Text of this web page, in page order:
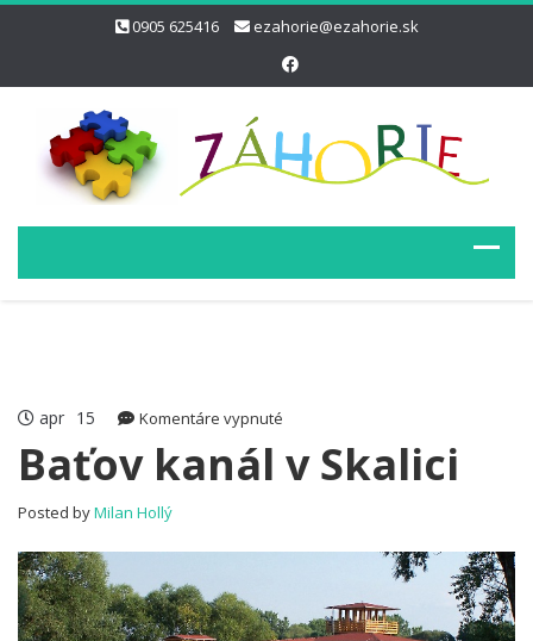
0905 625416 ezahorie@ezahorie.sk
apr 15 Komentáre vypnuté
kanál
Baťov kanál v Skalici
Posted byMilan Hollý